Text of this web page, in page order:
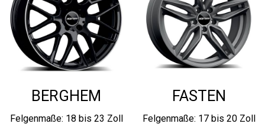
BERGHEM
Felgenmaße: 18 bis 23 Zoll
FASTEN
Felgenmaße: 17 bis 20 Zoll